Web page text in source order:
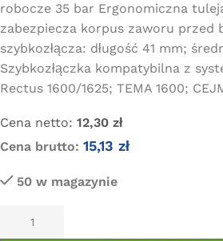
robocze 35 bar Ergonomiczna
zabezpiecza korpus zaworu przed
szybkozłącza: długość 41 mm;
Szybkozłączka kompatybilna z
Rectus 1600/1625; TEMA 1600;
Cena netto: 12,30 zł
Cena brutto: 15,13 zł
50 w magazynie